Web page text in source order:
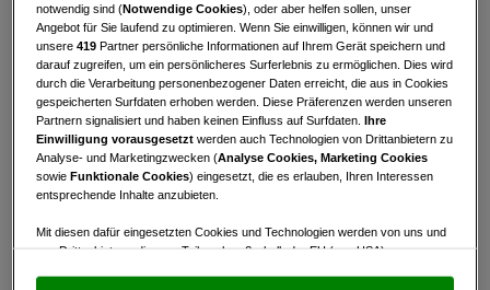
Golfurlaub
Vorgabenrechner
Platz
notwendig sind (Notwendige Cookies), oder aber helfen sollen, unser
Angebot für Sie laufend zu optimieren. Wenn Sie einwilligen, können wir und
unsere419 Partner persönliche Informationen auf Ihrem Gerät speichern und
darauf zugreifen, um ein persönlicheres Surferlebnis zu ermöglichen. Dies wird
durch die Verarbeitung personenbezogener Daten erreicht, die aus in Cookies
gespeicherten Surfdaten erhoben werden. Diese Präferenzen werden unseren
Partnern signalisiert und haben keinen Einfluss auf Surfdaten.Ihre
Einwilligung vorausgesetzt werden auch Technologien von Drittanbietern zu
Analyse- und Marketingzwecken (Analyse Cookies, Marketing Cookies
sowieFunktionale Cookies) eingesetzt, die es erlauben, Ihren Interessen
entsprechende Inhalte anzubieten.
Mit diesen dafür eingesetzten Cookies und Technologien werden von uns und
von Drittanbietern, die zum Teil auch außerhalb der EU (u.a. USA)